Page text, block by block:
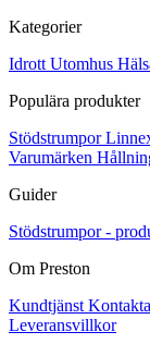
Kategorier
Idrott Utomhus
Populära produkter
Stödstrumpor
Varumärken
Guider
Stödstrumpor -
Om Preston
Kundtjänst
Leveransvillkor